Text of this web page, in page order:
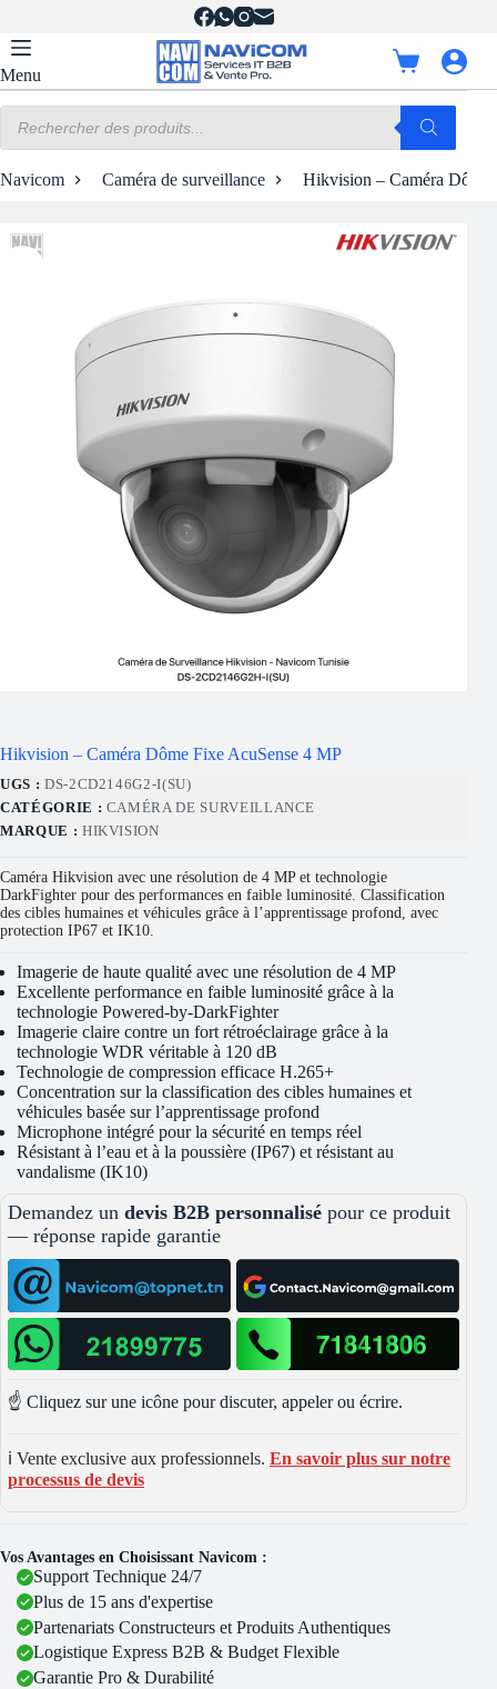
contenu
Menu
Panier
d’achat
produits
Navicom Caméra de surveillance Hikvision – Caméra Dôme
Hikvision – Caméra Dôme Fixe AcuSense 4 MP
UGS : DS-2CD2146G2-I(SU)
CATÉGORIE : CAMÉRA DE SURVEILLANCE
MARQUE : HIKVISION
Caméra Hikvision avec une résolution de 4 MP et technologie
DarkFighter pour des performances en faible luminosité. Classification
des cibles humaines et véhicules grâce à l’apprentissage profond, avec
protection IP67 et IK10.
Imagerie de haute qualité avec une résolution de 4 MP
Excellente performance en faible luminosité grâce à la
technologie Powered-by-DarkFighter
Imagerie claire contre un fort rétroéclairage grâce à la
technologie WDR véritable à 120 dB
Technologie de compression efficace H.265+
Concentration sur la classification des cibles humaines et
véhicules basée sur l’apprentissage profond
Microphone intégré pour la sécurité en temps réel
Résistant à l’eau et à la poussière (IP67) et résistant au
vandalisme (IK10)
Demandez un devis B2B personnalisé pour ce produit
— réponse rapide garantie
☝️ Cliquez sur une icône pour discuter, appeler ou écrire.
ℹ️ Vente exclusive aux professionnels. En savoir plus sur notre
processus de devis
Vos Avantages en Choisissant Navicom :
Support Technique 24/7
Plus de 15 ans d'expertise
Partenariats Constructeurs et Produits Authentiques
Logistique Express B2B & Budget Flexible
Garantie Pro & Durabilité